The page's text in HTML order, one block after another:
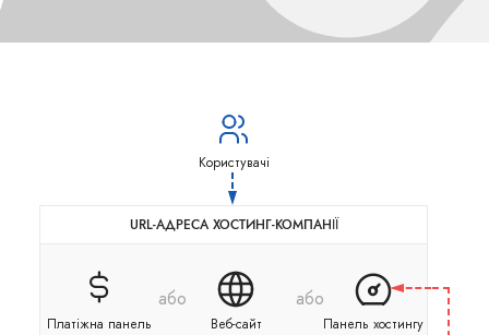
Користувачі
URL-АДРЕСА ХОСТИНГ-КОМПАНІЇ
Платіжна панель
або
Веб-сайт
або
Панель хостингу